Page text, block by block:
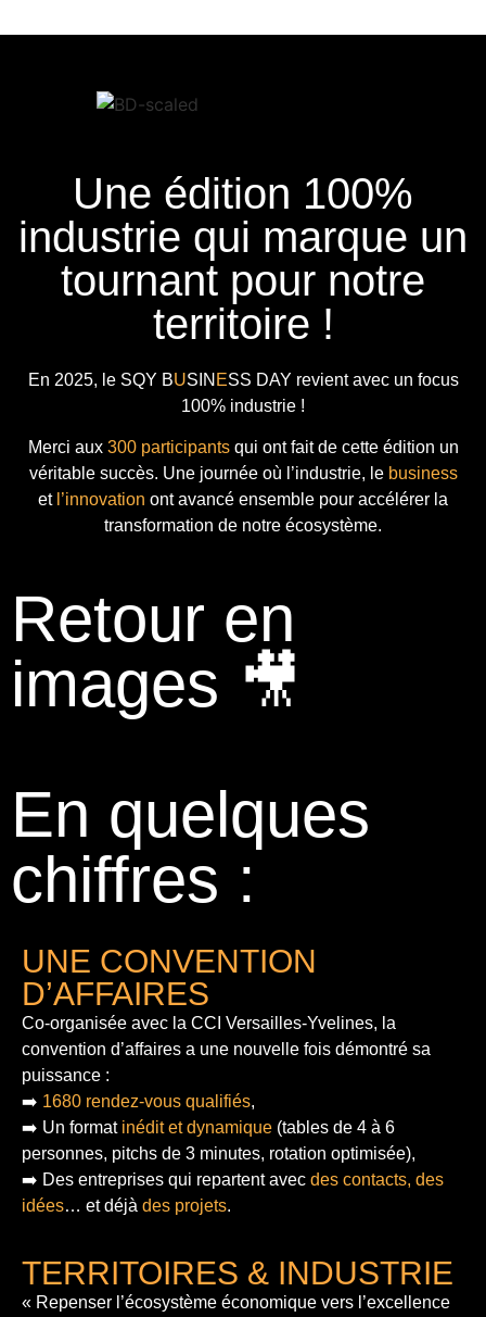
Une édition 100%
industrie qui marque un
tournant pour notre
territoire !
En 2025, le SQY BUSIN ESS DAY revient avec un focus
100% industrie !
Merci aux 300 participantsqui ont fait de cette édition un
véritable succès. Une journée où l’industrie, le business
et l’innovation ont avancé ensemble pour accélérer la
transformation de notre écosystème.
Retour en
images 🎥
En quelques
chiffres :
UNE CONVENTION
D’AFFAIRES
Co-organisée avec la CCI Versailles-Yvelines, la
convention d’affaires a une nouvelle fois démontré sa
puissance :
➡️ 1680 rendez-vous qualifiés,
➡️ Un format inédit et dynamique (tables de 4 à 6
personnes, pitchs de 3 minutes, rotation optimisée),
➡️ Des entreprises qui repartent avec des contacts, des
idées… et déjà des projets.
TERRITOIRES & INDUSTRIE
« Repenser l’écosystème économique vers l’excellence